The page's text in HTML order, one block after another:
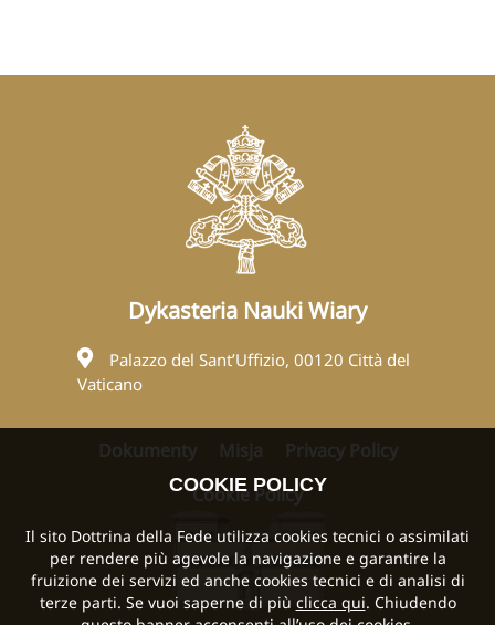
Dykasteria Nauki Wiary
Palazzo del Sant’Uffizio, 00120 Città del
Vaticano
Dokumenty Misja
Privacy Policy
Cookie Policy
COOKIE POLICY
Il sito Dottrina della Fede utilizza cookies tecnici o assimilati
per rendere più agevole la navigazione e garantire la
fruizione dei servizi ed anche cookies tecnici e di analisi di
terze parti. Se vuoi saperne di più clicca qui. Chiudendo